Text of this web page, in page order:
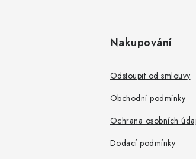
Nakupování
Odstoupit od smlouvy
Obchodní podmínky
Ochrana osobních
Dodací podmínky